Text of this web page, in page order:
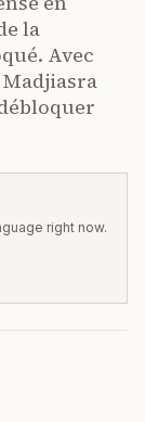
la
Avec
right now.